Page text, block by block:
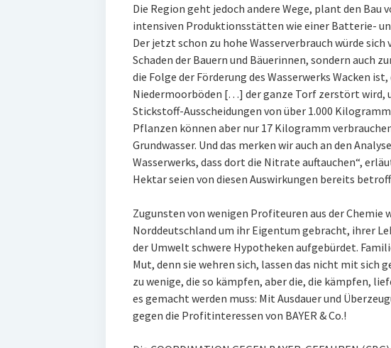
Die Region geht jedoch andere Wege, plant den Bau
intensiven Produktionsstätten wie einer Batterie-
Der jetzt schon zu hohe Wasserverbrauch würde
Schaden der Bauern und Bäuerinnen, sondern auch
die Folge der Förderung des Wasserwerks Wacken ist,
Niedermoorböden […] der ganze Torf zerstört wird,
Stickstoff-Ausscheidungen von über 1.000
Pflanzen können aber nur 17 Kilogramm
Grundwasser. Und das merken wir auch an den
Wasserwerks, dass dort die Nitrate auftauchen“,
Hektar seien von diesen Auswirkungen bereits
Zugunsten von wenigen Profiteuren aus der Chemie
Norddeutschland um ihr Eigentum gebracht, ihrer
der Umwelt schwere Hypotheken aufgebürdet.
Mut, denn sie wehren sich, lassen das nicht mit sich
zu wenige, die so kämpfen, aber die, die kämpfen,
es gemacht werden muss: Mit Ausdauer und
gegen die Profitinteressen von BAYER & Co.!